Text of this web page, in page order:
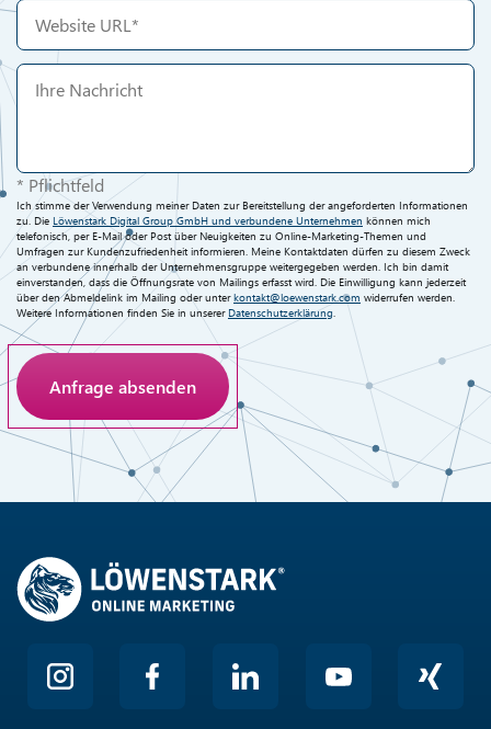
* Pflichtfeld
Ich stimme der Verwendung meiner Daten zur Bereitstellung der angeforderten Informationen
zu. Die Löwenstark Digital Group GmbH und verbundene Unternehmen können mich
telefonisch, per E-Mail oder Post über Neuigkeiten zu Online-Marketing-Themen und
Umfragen zur Kundenzufriedenheit informieren. Meine Kontaktdaten dürfen zu diesem Zweck
an verbundene innerhalb der Unternehmensgruppe weitergegeben werden. Ich bin damit
einverstanden, dass die Öffnungsrate von Mailings erfasst wird. Die Einwilligung kann jederzeit
über den Abmeldelink im Mailing oder unterkontakt@loewenstark.com widerrufen werden.
Weitere Informationen finden Sie in unserer Datenschutzerklärung
Anti-Roboter-Verifizierung
Hier klicken